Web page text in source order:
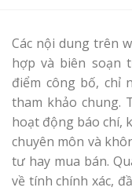
Các nội dung trên
hợp và biên soạn
điểm công bố, chỉ
tham khảo chung.
hoạt động báo chí,
chuyên môn và
tư hay mua bán.
về tính chính xác,